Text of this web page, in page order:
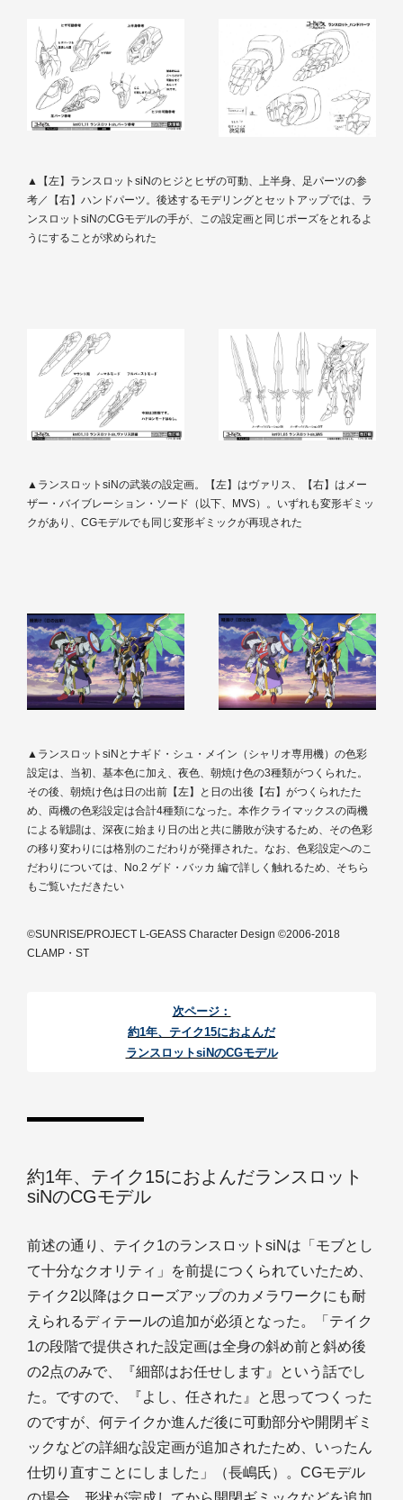
▲【左】ランスロットsiNのヒジとヒザの可動、上半身、足パーツの参
考／【右】ハンドパーツ。後述するモデリングとセットアップでは、ラ
ンスロットsiNのCGモデルの手が、この設定画と同じポーズをとれるよ
うにすることが求められた
▲ランスロットsiNの武装の設定画。【左】はヴァリス、【右】はメー
ザー・バイブレーション・ソード（以下、MVS）。いずれも変形ギミッ
クがあり、CGモデルでも同じ変形ギミックが再現された
▲ランスロットsiNとナギド・シュ・メイン（シャリオ専用機）の色彩
設定は、当初、基本色に加え、夜色、朝焼け色の3種類がつくられた。
その後、朝焼け色は日の出前【左】と日の出後【右】がつくられたた
め、両機の色彩設定は合計4種類になった。本作クライマックスの両機
による戦闘は、深夜に始まり日の出と共に勝敗が決するため、その色彩
の移り変わりには格別のこだわりが発揮された。なお、色彩設定へのこ
だわりについては、No.2 ゲド・バッカ 編で詳しく触れるため、そちら
もご覧いただきたい
©SUNRISE/PROJECT L-GEASS Character Design ©2006-2018
CLAMP・ST
次ページ：
約1年、テイク15におよんだ
ランスロットsiNのCGモデル
約1年、テイク15におよんだランスロット
siNのCGモデル
前述の通り、テイク1のランスロットsiNは「モブとし
て十分なクオリティ」を前提につくられていたため、
テイク2以降はクローズアップのカメラワークにも耐
えられるディテールの追加が必須となった。「テイク
1の段階で提供された設定画は全身の斜め前と斜め後
の2点のみで、『細部はお任せします』という話でし
た。ですので、『よし、任された』と思ってつくった
のですが、何テイクか進んだ後に可動部分や開閉ギミ
ックなどの詳細な設定画が追加されたため、いったん
仕切り直すことにしました」（長嶋氏）。CGモデル